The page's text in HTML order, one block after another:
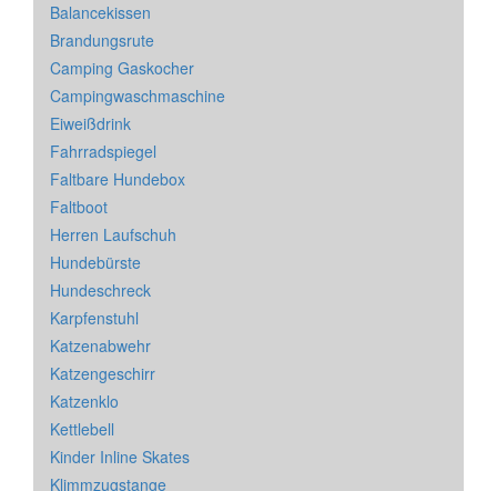
Balancekissen
Brandungsrute
Camping Gaskocher
Campingwaschmaschine
Eiweißdrink
Fahrradspiegel
Faltbare Hundebox
Faltboot
Herren Laufschuh
Hundebürste
Hundeschreck
Karpfenstuhl
Katzenabwehr
Katzengeschirr
Katzenklo
Kettlebell
Kinder Inline Skates
Klimmzugstange